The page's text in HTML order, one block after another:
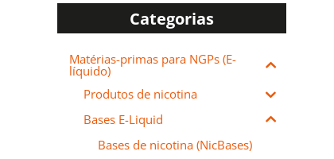
Categorias
Matérias-primas para NGPs (E-
líquido)
Produtos de nicotina
Bases E-Liquid
Bases de nicotina (NicBases)